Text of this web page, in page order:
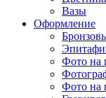
Вазы
Оформление
Фото на
Фото на